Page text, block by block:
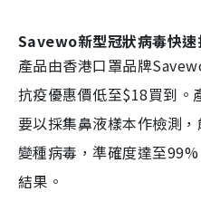
Savewo新型冠狀病毒快速
產品由香港口罩品牌
抗疫優惠價低至$18買到。
要以採集鼻液樣本作檢測
變種病毒，準確度達至
結果。